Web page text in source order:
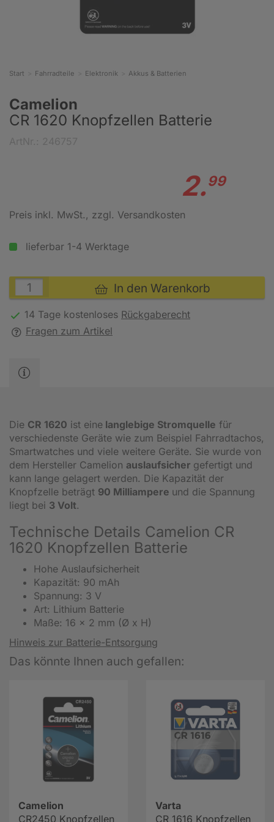
Start Fahrradteile Elektronik Akkus & Batterien
Camelion
CR 1620 Knopfzellen Batterie
2.99
Preis inkl. MwSt., zzgl. Versandkosten
lieferbar 1-4 Werktage
In den Warenkorb
14 Tage kostenloses Rückgaberecht
Fragen zum Artikel
Die CR 1620 ist eine langlebige Stromquelle für
verschiedenste Geräte wie zum Beispiel Fahrradtachos,
Smartwatches und viele weitere Geräte. Sie wurde von
dem Hersteller Camelion auslaufsicher gefertigt und
kann lange gelagert werden. Die Kapazität der
Knopfzelle beträgt 90 Milliampere und die Spannung
liegt bei 3 Volt.
Technische Details Camelion CR
1620 Knopfzellen Batterie
Hohe Auslaufsicherheit
Kapazität: 90 mAh
Spannung: 3 V
Art: Lithium Batterie
Maße: 16 x 2 mm (Ø x H)
Hinweis zur Batterie-Entsorgung
Das könnte Ihnen auch gefallen:
Camelion
CR2450 Knopfzellen
Varta
CR 1616 Knopfzellen